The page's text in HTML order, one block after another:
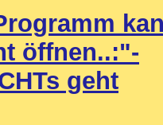
öffnen..:"-
geht